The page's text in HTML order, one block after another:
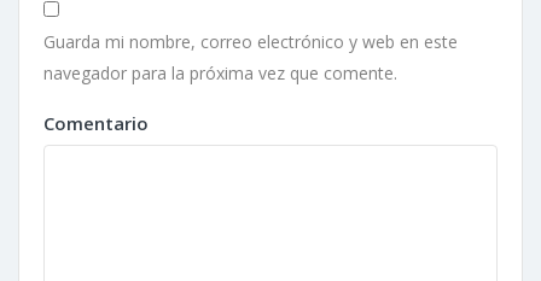
Guarda mi nombre, correo electrónico y web en este
navegador para la próxima vez que comente.
Comentario